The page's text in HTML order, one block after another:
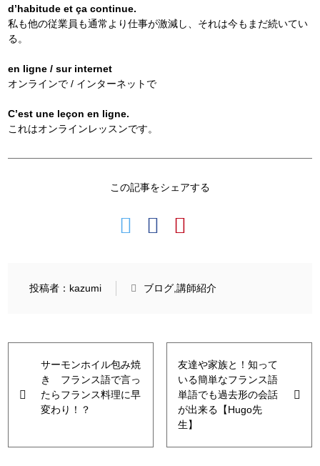
d’habitude et ça continue.
私も他の従業員も通常より仕事が激減し、 それは今もまだ続いてい
る。
en ligne / sur internet
オンラインで / インターネットで
C’est une leçon en ligne.
これはオンラインレッスンです。
この記事をシェアする
投稿者：kazumi ブログ 講師紹介
サーモンホイル包み焼
き フランス語で言っ
たらフランス料理に早
変わり！？
友達や家族と！知って
いる簡単なフランス語
単語でも過去形の会話
が出来る【Hugo先
生】